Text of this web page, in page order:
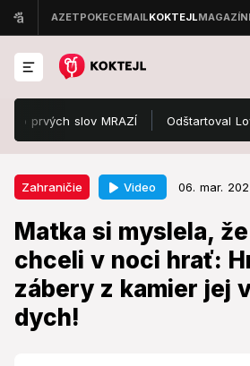
slov MRAZÍ Odštartoval
Zahraničie Video 06. mar.
Matka si myslela,
chceli v noci hrať:
zábery z kamier jej
dych!
Zahraničie 06. mar. 2023 o 19:00
Matka si myslela, že
v noci hrať: Hrozivé
kamier jej vyrazili
Kamery v dome zachytili niečo